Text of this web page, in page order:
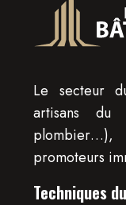
Le secteur
artisans du
promoteurs
Techniques